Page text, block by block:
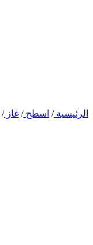
الرئيسية/ اسطح/ غاز/